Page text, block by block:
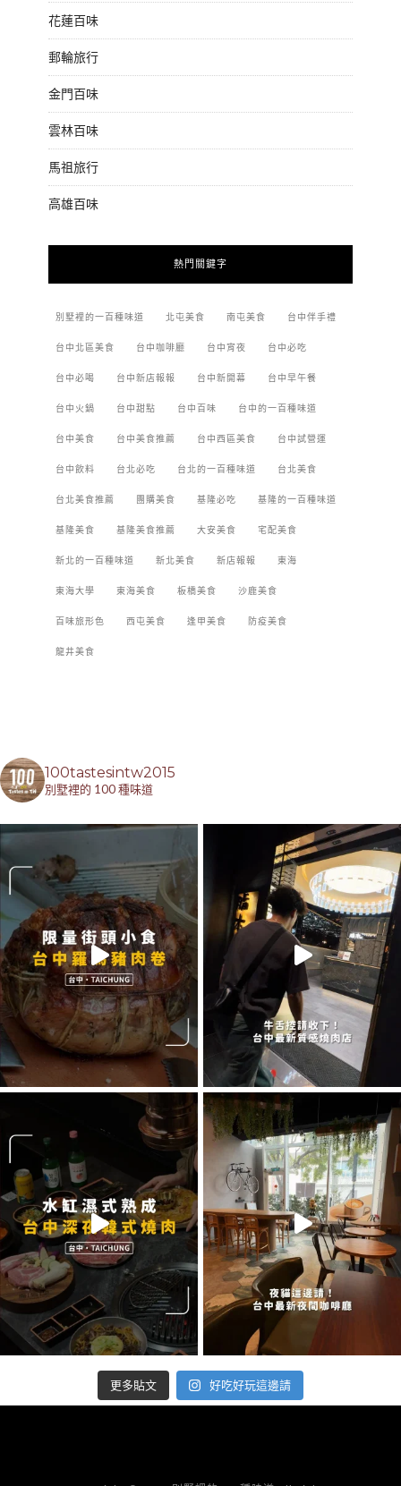
花蓮百味
郵輪旅行
金門百味
雲林百味
馬祖旅行
高雄百味
熱門關鍵字
別墅裡的一百種味道 北屯美食 南屯美食 台中伴手禮
台中北區美食 台中咖啡廳 台中宵夜 台中必吃
台中必喝 台中新店報報 台中新開幕 台中早午餐
台中火鍋 台中甜點 台中百味 台中的一百種味道
台中美食 台中美食推薦 台中西區美食 台中試營運
台中飲料 台北必吃 台北的一百種味道 台北美食
台北美食推薦 團購美食 基隆必吃 基隆的一百種味道
基隆美食 基隆美食推薦 大安美食 宅配美食
新北的一百種味道 新北美食 新店報報 東海
東海大學 東海美食 板橋美食 沙鹿美食
百味旅形色 西屯美食 逢甲美食 防疫美食
龍井美食
100tastesintw2015
別墅裡的 100 種味道
更多貼文 好吃好玩這邊請